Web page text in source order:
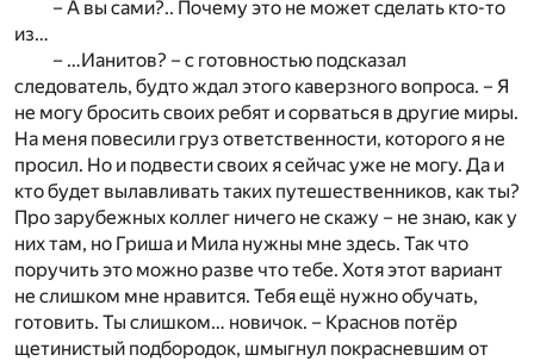
– А вы сами?.. Почему это не может сделать кто-то
из…
– …Ианитов? – с готовностью подсказал
следователь, будто ждал этого каверзного вопроса. – Я
не могу бросить своих ребят и сорваться в другие миры.
На меня повесили груз ответственности, которого я не
просил. Но и подвести своих я сейчас уже не могу. Да и
кто будет вылавливать таких путешественников, как ты?
Про зарубежных коллег ничего не скажу – не знаю, как у
них там, но Гриша и Мила нужны мне здесь. Так что
поручить это можно разве что тебе. Хотя этот вариант
не слишком мне нравится. Тебя ещё нужно обучать,
готовить. Ты слишком… новичок. – Краснов потёр
щетинистый подбородок, шмыгнул покрасневшим от